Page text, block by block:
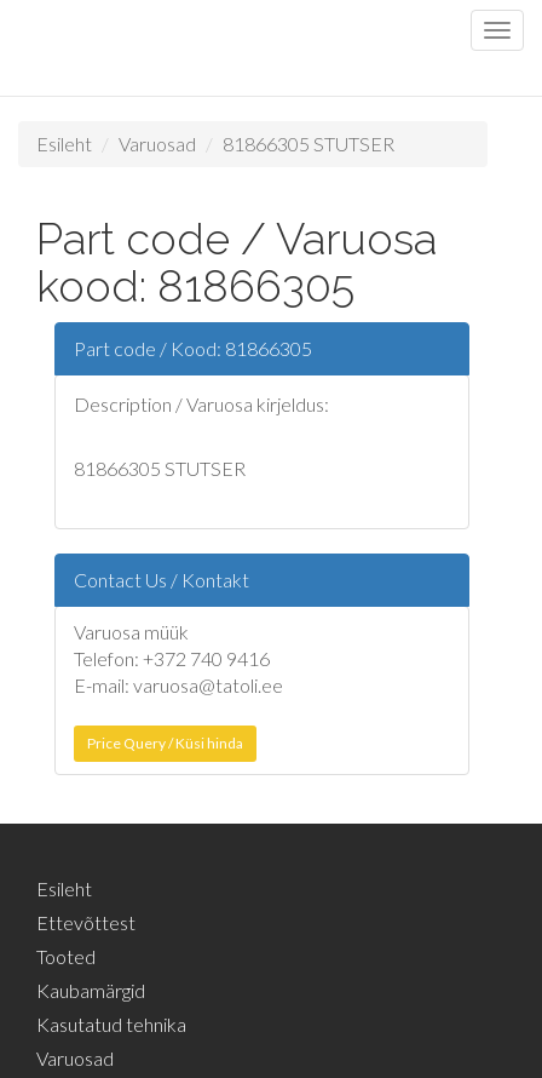
Esileht Varuosad 81866305 STUTSER
Part code / Varuosa
kood: 81866305
Part code / Kood: 81866305
Description / Varuosa kirjeldus:
81866305 STUTSER
Contact Us / Kontakt
Varuosa müük
Telefon: +372 740 9416
E-mail: varuosa@tatoli.ee
Price Query / Küsi hinda
Esileht
Ettevõttest
Tooted
Kaubamärgid
Kasutatud tehnika
Varuosad